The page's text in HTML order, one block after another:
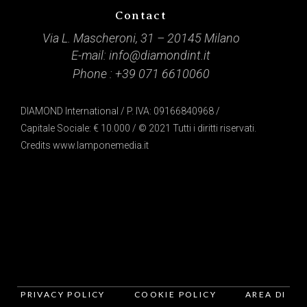
Contact
Via L. Mascheroni, 31 – 20145 Milano
E-mail:info@diamondint.it
Phone : +39 071 6610060
DIAMOND International / P. IVA: 09166840968 /
Capitale Sociale: € 10.000 / © 2021 Tutti i diritti riservati.
Credits www.lamponemedia.it
PRIVACY POLICY COOKIE POLICY
AREA DI